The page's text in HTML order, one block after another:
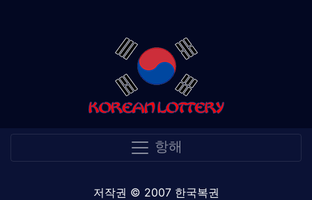
항해
저작권 © 2007 한국복권